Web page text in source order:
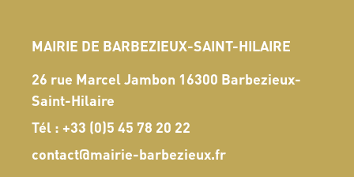
MAIRIE DE BARBEZIEUX-SAINT-HILAIRE
26 rue Marcel Jambon 16300 Barbezieux-
Saint-Hilaire
Tél : +33 (0)5 45 78 20 22
contact@mairie-barbezieux.fr